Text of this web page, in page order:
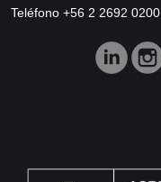
Teléfono +56 2 2692 0200